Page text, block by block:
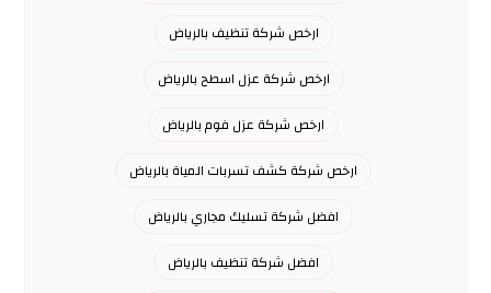
ارخص شركة تنظيف بالرياض
ارخص شركة عزل اسطح بالرياض
ارخص شركة عزل فوم بالرياض
ارخص شركة كشف تسربات المياة بالرياض
افضل شركة تسليك مجاري بالرياض
افضل شركة تنظيف بالرياض